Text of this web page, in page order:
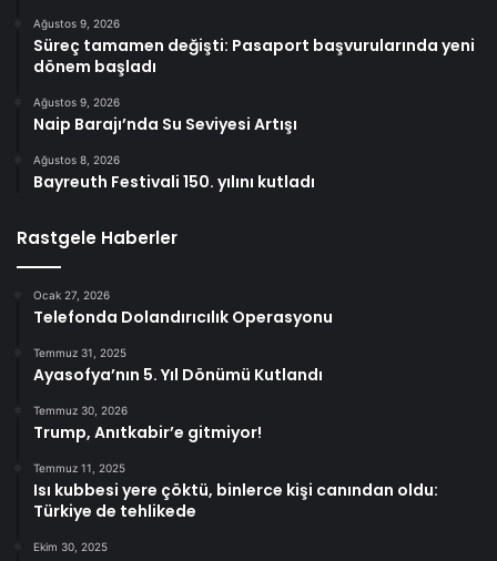
Ağustos 9, 2026
Süreç tamamen değişti: Pasaport başvurularında yeni
dönem başladı
Ağustos 9, 2026
Naip Barajı’nda Su Seviyesi Artışı
Ağustos 8, 2026
Bayreuth Festivali 150. yılını kutladı
Rastgele Haberler
Ocak 27, 2026
Telefonda Dolandırıcılık Operasyonu
Temmuz 31, 2025
Ayasofya’nın 5. Yıl Dönümü Kutlandı
Temmuz 30, 2026
Trump, Anıtkabir’e gitmiyor!
Temmuz 11, 2025
Isı kubbesi yere çöktü, binlerce kişi canından oldu:
Türkiye de tehlikede
Ekim 30, 2025